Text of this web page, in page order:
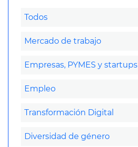
Todos
Mercado de trabajo
Empresas, PYMES y startups
Empleo
Transformación Digital
Diversidad de género